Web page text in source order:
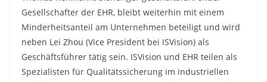
Gesellschafter der EHR, bleibt weiterhin mit einem
Minderheitsanteil am Unternehmen beteiligt und wird
neben Lei Zhou (Vice President bei ISVision) als
Geschäftsführer tätig sein. ISVision und EHR teilen als
Spezialisten für Qualitätssicherung im industriellen